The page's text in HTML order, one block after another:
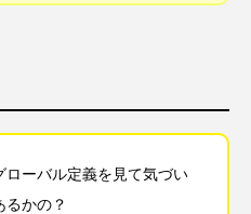
ローバル定義を見て気づい
るかの？